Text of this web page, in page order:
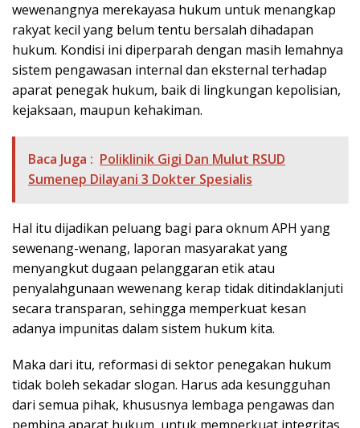
wewenangnya merekayasa hukum untuk menangkap
rakyat kecil yang belum tentu bersalah dihadapan
hukum. Kondisi ini diperparah dengan masih lemahnya
sistem pengawasan internal dan eksternal terhadap
aparat penegak hukum, baik di lingkungan kepolisian,
kejaksaan, maupun kehakiman.
Baca Juga : Poliklinik Gigi Dan Mulut RSUD
Sumenep Dilayani 3 Dokter Spesialis
Hal itu dijadikan peluang bagi para oknum APH yang
sewenang-wenang, laporan masyarakat yang
menyangkut dugaan pelanggaran etik atau
penyalahgunaan wewenang kerap tidak ditindaklanjuti
secara transparan, sehingga memperkuat kesan
adanya impunitas dalam sistem hukum kita.
Maka dari itu, reformasi di sektor penegakan hukum
tidak boleh sekadar slogan. Harus ada kesungguhan
dari semua pihak, khususnya lembaga pengawas dan